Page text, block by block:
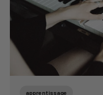
apprentissage